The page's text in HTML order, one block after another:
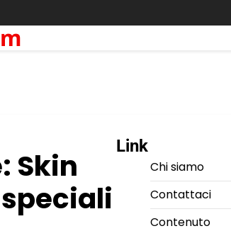
Skin
Link
Chi siamo
Contattaci
Contenuto